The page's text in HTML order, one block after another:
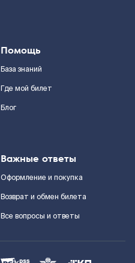
Помощь
База знаний
Где мой билет
Блог
Важные ответы
Оформление и покупка
Возврат и обмен билета
Все вопросы и ответы